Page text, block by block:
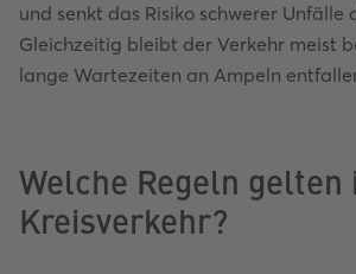
und senkt das Risiko schwerer Unfälle
Gleichzeitig bleibt der Verkehr meist
lange Wartezeiten an Ampeln
Welche Regeln gelten
Kreisverkehr?